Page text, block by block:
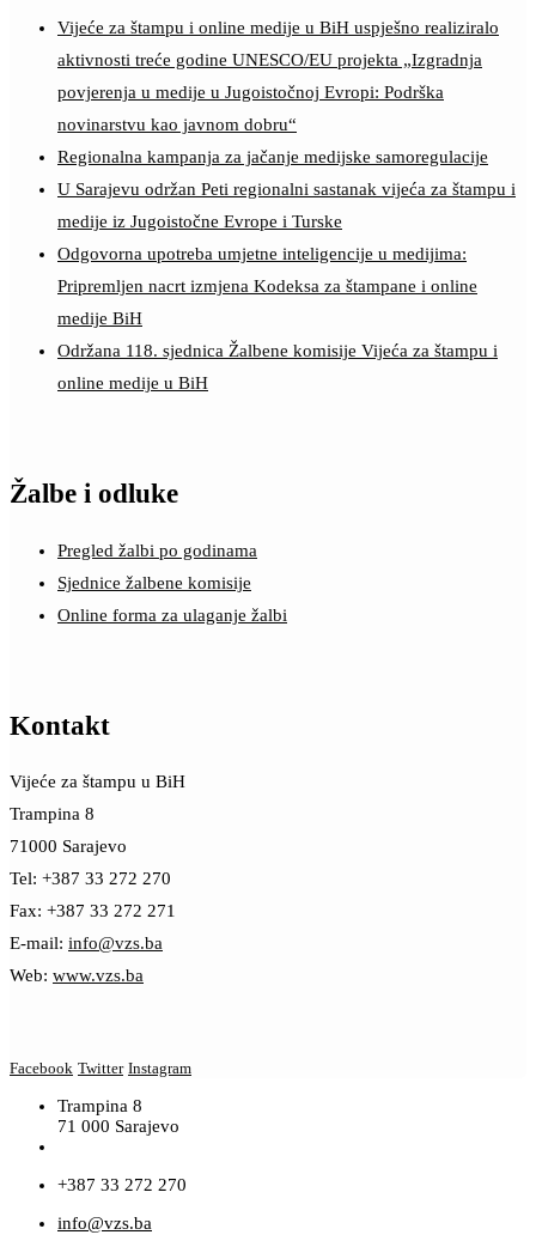
Vijeće za štampu i online medije u BiH uspješno realiziralo
aktivnosti treće godine UNESCO/EU projekta „Izgradnja
povjerenja u medije u Jugoistočnoj Evropi: Podrška
novinarstvu kao javnom dobru“
Regionalna kampanja za jačanje medijske samoregulacije
U Sarajevu održan Peti regionalni sastanak vijeća za štampu i
medije iz Jugoistočne Evrope i Turske
Odgovorna upotreba umjetne inteligencije u medijima:
Pripremljen nacrt izmjena Kodeksa za štampane i online
medije BiH
Održana 118. sjednica Žalbene komisije Vijeća za štampu i
online medije u BiH
Žalbe i odluke
Pregled žalbi po godinama
Sjednice žalbene komisije
Online forma za ulaganje žalbi
Kontakt
Vijeće za štampu u BiH
Trampina 8
71000 Sarajevo
Tel: +387 33 272 270
Fax: +387 33 272 271
E-mail: info@vzs.ba
Web: www.vzs.ba
Facebook Twitter Instagram
Trampina 8
71 000 Sarajevo
+387 33 272 270
info@vzs.ba